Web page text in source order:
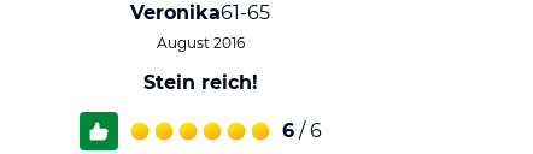
Veronika61-65
August 2016
Stein reich!
6 / 6